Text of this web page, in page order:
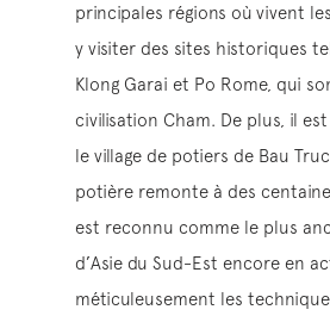
principales régions où vivent
y visiter des sites historiques
Klong Garai et Po Rome, qui
civilisation Cham. De plus, il
le village de potiers de Bau
potière remonte à des
est reconnu comme le plus
d’Asie du Sud-Est encore en
méticuleusement les